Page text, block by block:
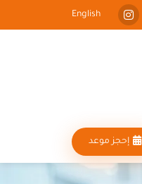
English
إحجز موعد